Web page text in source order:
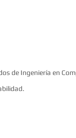
de Ingeniería en